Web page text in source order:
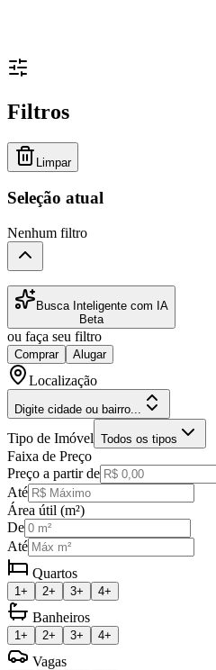
Filtros
Limpar
Seleção atual
Nenhum filtro
Busca Inteligente com IA
Beta
ou faça seu filtro
Comprar Alugar
Localização
Digite cidade ou bairro...
Tipo de Imóvel Todos os tipos
Faixa de Preço
Preço a partir de
Até
Área útil (m²)
De
Até
Quartos
1+ 2+ 3+ 4+
Banheiros
1+ 2+ 3+ 4+
Vagas